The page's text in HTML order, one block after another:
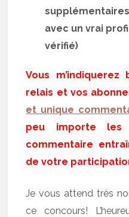
avec un vrai
vérifié)
Vous
relais et vos
et unique
peu importe les
commentaire
de votre
Je vous attend très
ce concours!